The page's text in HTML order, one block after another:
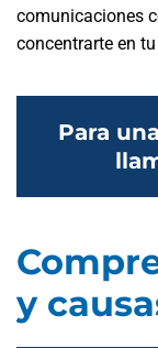
comunicaciones
concentrarte en
Para
y